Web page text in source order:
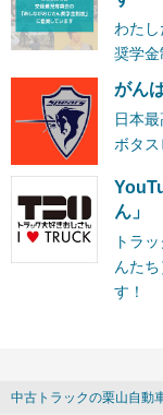
わた
奨学金
がん
日本
ボタス
ん」
トラ
んた
す！
中古トラックの栗山自動